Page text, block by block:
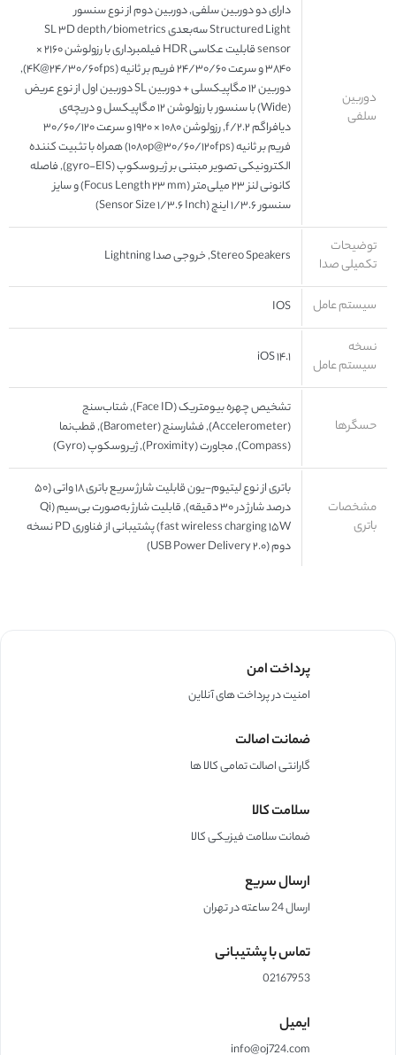
دوربین
سلفی
دارای دو دوربین سلفی, دوربین دوم از نوع سنسور
Structured Light سه‌بعدی SL ۳D depth/biometrics
sensor قابلیت عکاسی HDR فیلمبرداری با رزولوشن ۲۱۶۰ ×
۳۸۴۰ و سرعت ۲۴/۳۰/۶۰ فریم بر ثانیه (۴K@۲۴/۳۰/۶۰fps),
دوربین ۱۲ مگاپیکسلی + دوربین SL دوربین اول از نوع عریض
(Wide) با سنسور با رزولوشن ۱۲ مگاپیکسل و دریچه‌ی
دیافراگم f/۲.۲, رزولوشن ۱۰۸۰ × ۱۹۲۰ و سرعت ۳۰/۶۰/۱۲۰
فریم بر ثانیه (۱۰۸۰p@۳۰/۶۰/۱۲۰fps) همراه با تثبیت کننده
الکترونیکی تصویر مبتنی بر ژیروسکوپ (gyro-EIS), فاصله
کانونی لنز ۲۳ میلی‌متر (Focus Length ۲۳ mm) و سایز
سنسور ۱/۳.۶ اینچ (Sensor Size ۱/۳.۶ Inch)
توضیحات
تکمیلی صدا
Stereo Speakers, خروجی صدا Lightning
سیستم عامل IOS
نسخه
سیستم عامل
iOS ۱۴.۱
حسگرها
تشخیص چهره بیومتریک (Face ID), شتاب‌سنج
(Accelerometer), فشارسنج (Barometer), قطب‌نما
(Compass), مجاورت (Proximity), ژیروسکوپ (Gyro)
مشخصات
باتری
باتری از نوع لیتیوم-یون قابلیت شارژ سریع باتری ۱۸ واتی (۵۰
درصد شارژ در ۳۰ دقیقه), قابلیت شارژ به‌صورت بی‌سیم (Qi
fast wireless charging ۱۵W) پشتیبانی از فناوری PD نسخه
دوم (USB Power Delivery ۲.۰)
پرداخت امن
امنیت در پرداخت های آنلاین
ضمانت اصالت
گارانتی اصالت تمامی کالا ها
سلامت کالا
ضمانت سلامت فیزیکی کالا
ارسال سریع
ارسال 24 ساعته در تهران
تماس با پشتیبانی
02167953
ایمیل
info@oj724.com